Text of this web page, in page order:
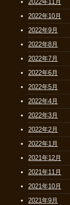
2022年11月
2022年10月
2022年9月
2022年8月
2022年7月
2022年6月
2022年5月
2022年4月
2022年3月
2022年2月
2022年1月
2021年12月
2021年11月
2021年10月
2021年9月